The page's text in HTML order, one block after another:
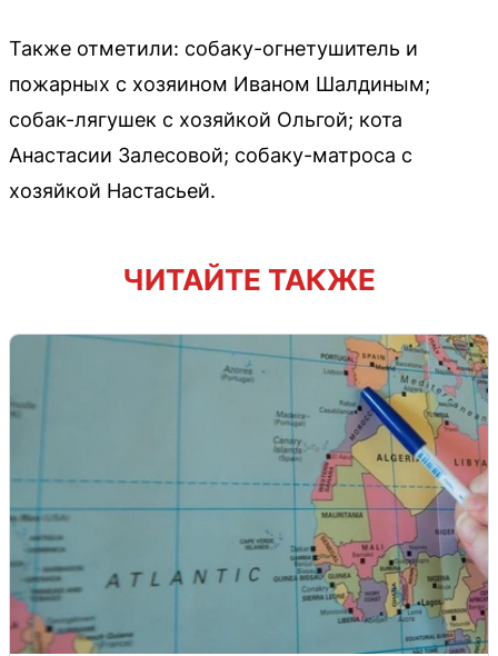
Также отметили: собаку-огнетушитель и
пожарных с хозяином Иваном Шалдиным;
собак-лягушек с хозяйкой Ольгой; кота
Анастасии Залесовой; собаку-матроса с
хозяйкой Настасьей.
ЧИТАЙТЕ ТАКЖЕ